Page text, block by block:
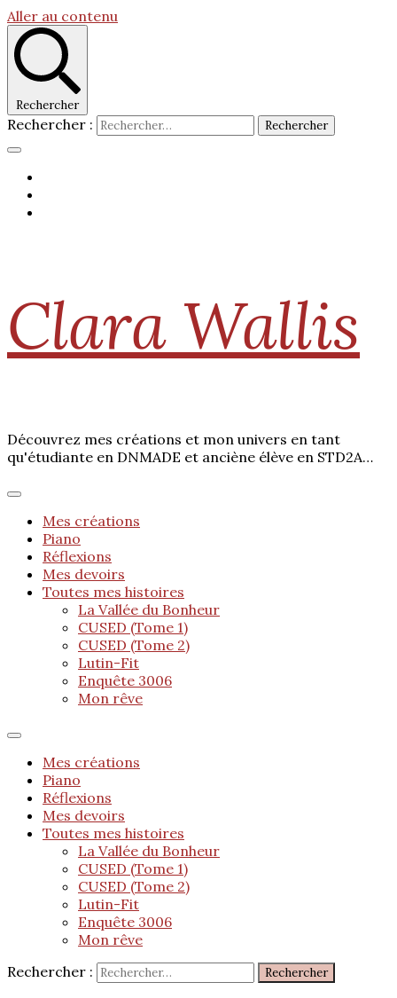
Aller au contenu
Rechercher
Rechercher :
Clara Wallis
Découvrez mes créations et mon univers en tant
qu'étudiante en DNMADE et anciène élève en STD2A…
Mes créations
Piano
Réflexions
Mes devoirs
Toutes mes histoires
La Vallée du Bonheur
CUSED (Tome 1)
CUSED (Tome 2)
Lutin-Fit
Enquête 3006
Mon rêve
Mes créations
Piano
Réflexions
Mes devoirs
Toutes mes histoires
La Vallée du Bonheur
CUSED (Tome 1)
CUSED (Tome 2)
Lutin-Fit
Enquête 3006
Mon rêve
Rechercher :